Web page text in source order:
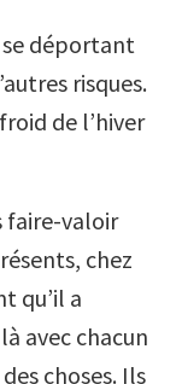
déportant
risques.
de l’hiver
faire-valoir
chez
qu’il a
avec chacun
choses. Ils